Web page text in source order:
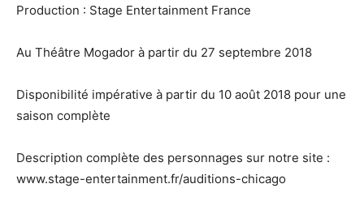
Production : Stage Entertainment France
Au Théâtre Mogador à partir du 27 septembre 2018
Disponibilité impérative à partir du 10 août 2018 pour une
saison complète
Description complète des personnages sur notre site :
www.stage-entertainment.fr/auditions-chicago